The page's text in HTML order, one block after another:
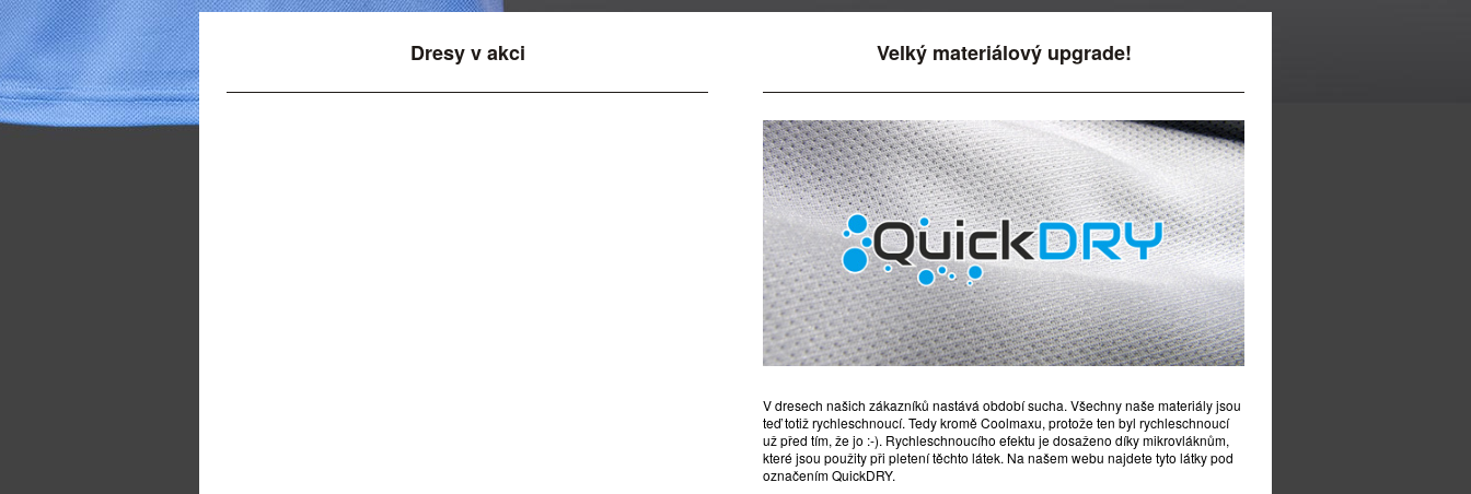
Dresy v akci Velký materiálový upgrade!
V dresech našich zákazníků nastává období sucha. Všechny naše materiály jsou
teď totiž rychleschnoucí. Tedy kromě Coolmaxu, protože ten byl rychleschnoucí
už před tím, že jo :-). Rychleschnoucího efektu je dosaženo díky mikrovláknům,
které jsou použity při pletení těchto látek. Na našem webu najdete tyto látky pod
označením QuickDRY.